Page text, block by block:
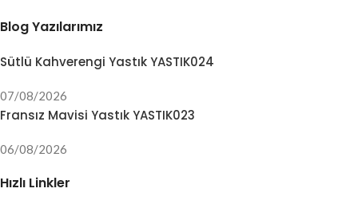
Blog Yazılarımız
Sütlü Kahverengi Yastık YASTIK024
07/08/2026
Fransız Mavisi Yastık YASTIK023
06/08/2026
Hızlı Linkler